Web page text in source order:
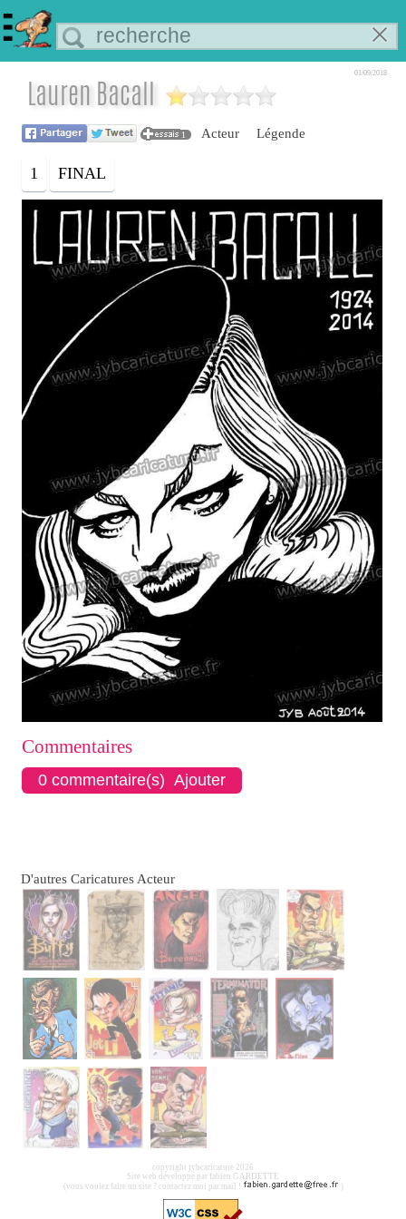
Lauren Bacall
01/09/2018
1 Acteur Légende
1 FINAL
Commentaires
0 commentaire(s) Ajouter
D'autres Caricatures Acteur
copyright jybcaricature 2026
Site web développé par fabien GARDETTE
(vous voulez faire un site ? contactez moi par mail !
)